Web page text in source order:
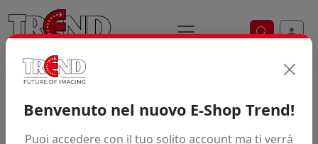
Ricerca
Benvenuto nel nuovo E-Shop Trend!
Puoi accedere con il tuo solito account ma ti verrà